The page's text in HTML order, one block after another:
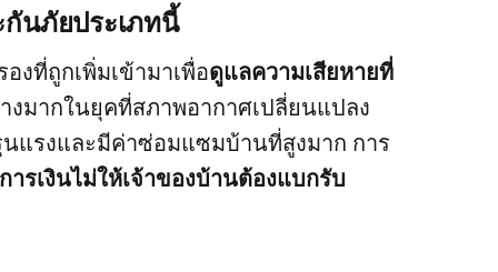
นภัยประเภทนี้
งที่ถูกเพิ่มเข้ามาเพื่อดูแลความเสียหายที่
มากในยุคที่สภาพอากาศเปลี่ยนแปลง
แรงและมีค่าซ่อมแซมบ้านที่สูงมาก การ
ารเงินไม่ให้เจ้าของบ้านต้องแบกรับ